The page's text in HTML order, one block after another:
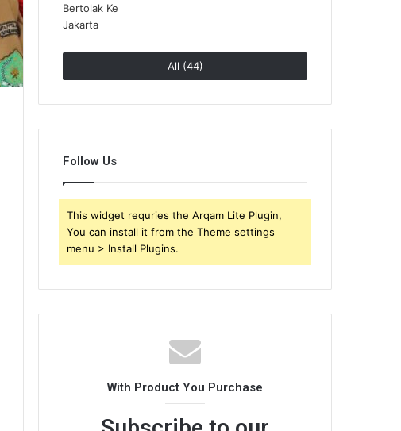
All (44)
Follow Us
This widget requries the Arqam Lite Plugin,
You can install it from the Theme settings
menu > Install Plugins.
With Product You Purchase